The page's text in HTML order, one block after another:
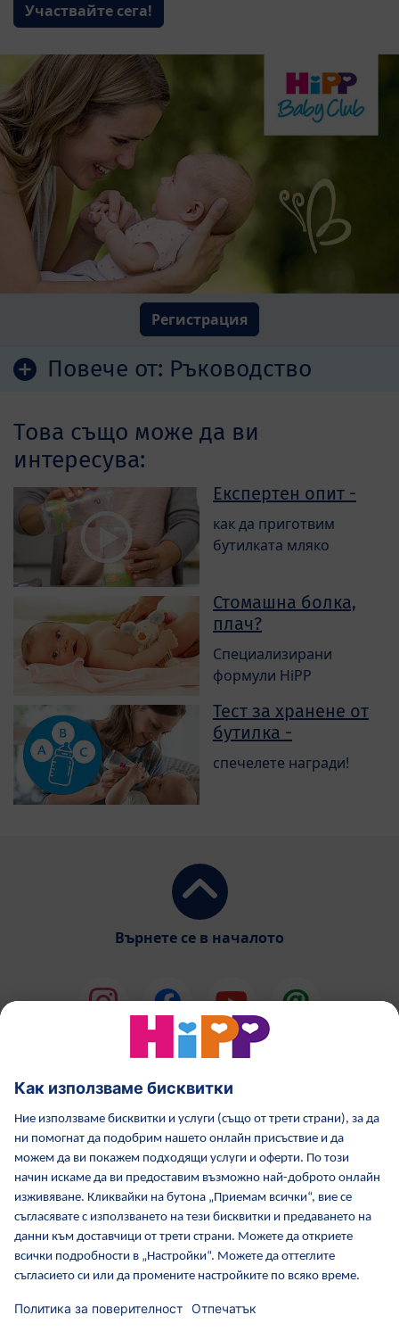
Участвайте сега!
Регистрация
Повече от: Ръководство
Това също може да ви
интересува:
Експертен опит -
как да приготвим
бутилката мляко
Стомашна болка,
плач?
Специализирани
формули HiPP
Тест за хранене от
бутилка -
спечелете награди!
Върнете се в началото
Грижа за кожата от HiPP
HiPP по време бременност
Политика за поверителност
Общи условия
Отпечатване
Повече за HiPP Контакти